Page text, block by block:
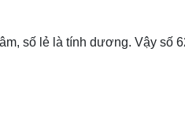
số lẻ là tính dương. Vậy số